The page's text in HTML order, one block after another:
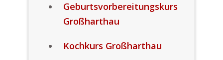
Geburtsvorbereitungskurs
Großharthau
Kochkurs Großharthau